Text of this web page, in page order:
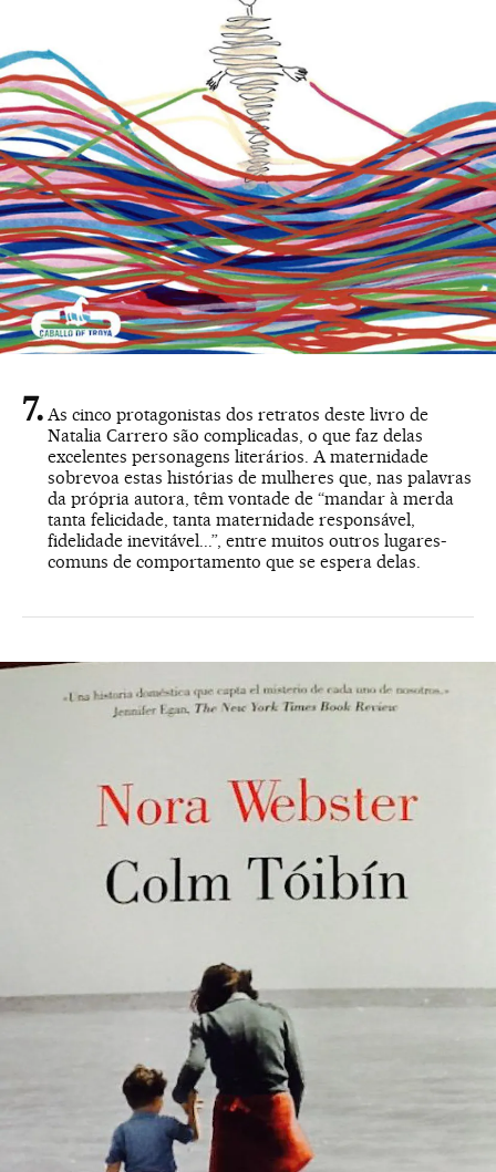
As cinco protagonistas dos retratos deste livro de
Natalia Carrero são complicadas, o que faz delas
excelentes personagens literários. A maternidade
sobrevoa estas histórias de mulheres que, nas palavras
da própria autora, têm vontade de “mandar à merda
tanta felicidade, tanta maternidade responsável,
fidelidade inevitável...”, entre muitos outros lugares-
comuns de comportamento que se espera delas.